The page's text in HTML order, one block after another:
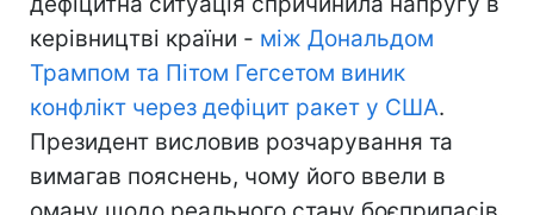
керівництві країни - між Дональдом
Трампом та Пітом Гегсетом виник
конфлікт через дефіцит ракет у США.
Президент висловив розчарування та
вимагав пояснень, чому його ввели в